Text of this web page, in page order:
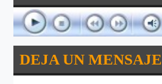
DEJA UN MENSAJE